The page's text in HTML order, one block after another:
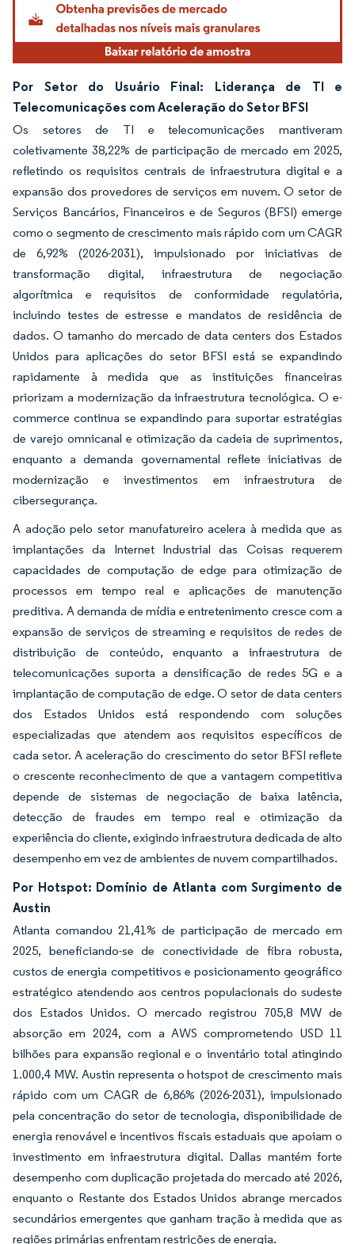
Por Setor do Usuário Final: Liderança de TI e
Telecomunicações com Aceleração do Setor BFSI
Os setores de TI e telecomunicações mantiveram
coletivamente 38,22% de participação de mercado em 2025,
refletindo os requisitos centrais de infraestrutura digital e a
expansão dos provedores de serviços em nuvem. O setor de
Serviços Bancários, Financeiros e de Seguros (BFSI) emerge
como o segmento de crescimento mais rápido com um CAGR
de 6,92% (2026-2031), impulsionado por iniciativas de
transformação digital, infraestrutura de negociação
algorítmica e requisitos de conformidade regulatória,
incluindo testes de estresse e mandatos de residência de
dados. O tamanho do mercado de data centers dos Estados
Unidos para aplicações do setor BFSI está se expandindo
rapidamente à medida que as instituições financeiras
priorizam a modernização da infraestrutura tecnológica. O e-
commerce continua se expandindo para suportar estratégias
de varejo omnicanal e otimização da cadeia de suprimentos,
enquanto a demanda governamental reflete iniciativas de
modernização e investimentos em infraestrutura de
cibersegurança.
A adoção pelo setor manufatureiro acelera à medida que as
implantações da Internet Industrial das Coisas requerem
capacidades de computação de edge para otimização de
processos em tempo real e aplicações de manutenção
preditiva. A demanda de mídia e entretenimento cresce com a
expansão de serviços de streaming e requisitos de redes de
distribuição de conteúdo, enquanto a infraestrutura de
telecomunicações suporta a densificação de redes 5G e a
implantação de computação de edge. O setor de data centers
dos Estados Unidos está respondendo com soluções
especializadas que atendem aos requisitos específicos de
cada setor. A aceleração do crescimento do setor BFSI reflete
o crescente reconhecimento de que a vantagem competitiva
depende de sistemas de negociação de baixa latência,
detecção de fraudes em tempo real e otimização da
experiência do cliente, exigindo infraestrutura dedicada de alto
desempenho em vez de ambientes de nuvem compartilhados.
Por Hotspot: Domínio de Atlanta com Surgimento de
Austin
Atlanta comandou 21,41% de participação de mercado em
2025, beneficiando-se de conectividade de fibra robusta,
custos de energia competitivos e posicionamento geográfico
estratégico atendendo aos centros populacionais do sudeste
dos Estados Unidos. O mercado registrou 705,8 MW de
absorção em 2024, com a AWS comprometendo USD 11
bilhões para expansão regional e o inventário total atingindo
1.000,4 MW. Austin representa o hotspot de crescimento mais
rápido com um CAGR de 6,86% (2026-2031), impulsionado
pela concentração do setor de tecnologia, disponibilidade de
energia renovável e incentivos fiscais estaduais que apoiam o
investimento em infraestrutura digital. Dallas mantém forte
desempenho com duplicação projetada do mercado até 2026,
enquanto o Restante dos Estados Unidos abrange mercados
secundários emergentes que ganham tração à medida que as
regiões primárias enfrentam restrições de energia.